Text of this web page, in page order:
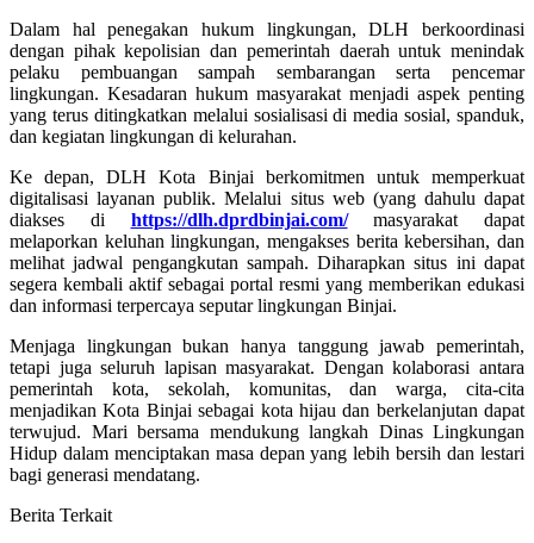
Dalam hal penegakan hukum lingkungan, DLH berkoordinasi
dengan pihak kepolisian dan pemerintah daerah untuk menindak
pelaku pembuangan sampah sembarangan serta pencemar
lingkungan. Kesadaran hukum masyarakat menjadi aspek penting
yang terus ditingkatkan melalui sosialisasi di media sosial, spanduk,
dan kegiatan lingkungan di kelurahan.
Ke depan, DLH Kota Binjai berkomitmen untuk memperkuat
digitalisasi layanan publik. Melalui situs web (yang dahulu dapat
diakses di https://dlh.dprdbinjai.com/masyarakat dapat
melaporkan keluhan lingkungan, mengakses berita kebersihan, dan
melihat jadwal pengangkutan sampah. Diharapkan situs ini dapat
segera kembali aktif sebagai portal resmi yang memberikan edukasi
dan informasi terpercaya seputar lingkungan Binjai.
Menjaga lingkungan bukan hanya tanggung jawab pemerintah,
tetapi juga seluruh lapisan masyarakat. Dengan kolaborasi antara
pemerintah kota, sekolah, komunitas, dan warga, cita-cita
menjadikan Kota Binjai sebagai kota hijau dan berkelanjutan dapat
terwujud. Mari bersama mendukung langkah Dinas Lingkungan
Hidup dalam menciptakan masa depan yang lebih bersih dan lestari
bagi generasi mendatang.
Berita Terkait